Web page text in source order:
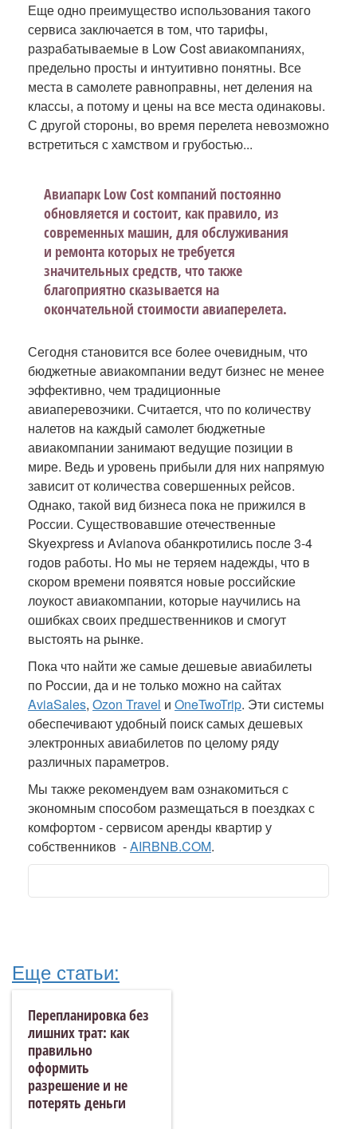
Еще одно преимущество использования такого
сервиса заключается в том, что тарифы,
разрабатываемые в Low Cost авиакомпаниях,
предельно просты и интуитивно понятны. Все
места в самолете равноправны, нет деления на
классы, а потому и цены на все места одинаковы.
С другой стороны, во время перелета невозможно
встретиться с хамством и грубостью...
Авиапарк Low Cost компаний постоянно
обновляется и состоит, как правило, из
современных машин, для обслуживания
и ремонта которых не требуется
значительных средств, что также
благоприятно сказывается на
окончательной стоимости авиаперелета.
Сегодня становится все более очевидным, что
бюджетные авиакомпании ведут бизнес не менее
эффективно, чем традиционные
авиаперевозчики. Считается, что по количеству
налетов на каждый самолет бюджетные
авиакомпании занимают ведущие позиции в
мире. Ведь и уровень прибыли для них напрямую
зависит от количества совершенных рейсов.
Однако, такой вид бизнеса пока не прижился в
России. Существовавшие отечественные
Skyexpress и Avianova обанкротились после 3-4
годов работы. Но мы не теряем надежды, что в
скором времени появятся новые российские
лоукост авиакомпании, которые научились на
ошибках своих предшественников и смогут
выстоять на рынке.
Пока что найти же самые дешевые авиабилеты
по России, да и не только можно на сайтах
AviaSales, Ozon Travel и OneTwoTrip. Эти системы
обеспечивают удобный поиск самых дешевых
электронных авиабилетов по целому ряду
различных параметров.
Мы также рекомендуем вам ознакомиться с
экономным способом размещаться в поездках с
комфортом - сервисом аренды квартир у
собственников -AIRBNB.COM.
Еще статьи:
Перепланировка без
лишних трат: как
правильно
оформить
разрешение и не
потерять деньги